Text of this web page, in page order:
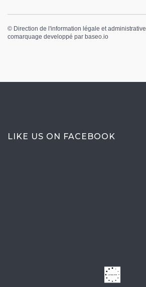
© Direction de l'information légale et administrative
comarquage developpé par baseo.io
LIKE US ON FACEBOOK